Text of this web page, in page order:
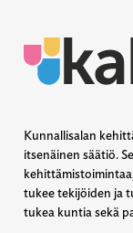
Kunnallisalan
itsenäinen säätiö.
tukee tekijöiden ja
tukea kuntia sekä